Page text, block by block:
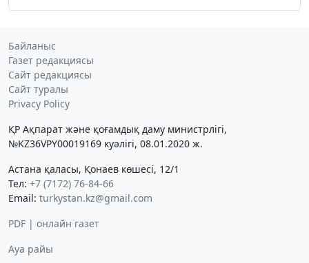
Байланыс
Газет редакциясы
Сайт редакциясы
Сайт туралы
Privacy Policy
ҚР Ақпарат және қоғамдық даму министрлігі,
№KZ36VPY00019169 куәлігі, 08.01.2020 ж.
Астана қаласы, Қонаев көшесі, 12/1
Тел: +7 (7172) 76-84-66
Email: turkystan.kz@gmail.com
PDF | онлайн газет
Ауа райы